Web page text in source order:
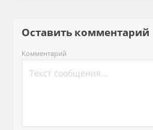
Оставить комментарий
Комментарий